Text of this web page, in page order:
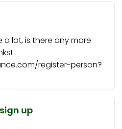
a lot, is there any more
register-person?
up